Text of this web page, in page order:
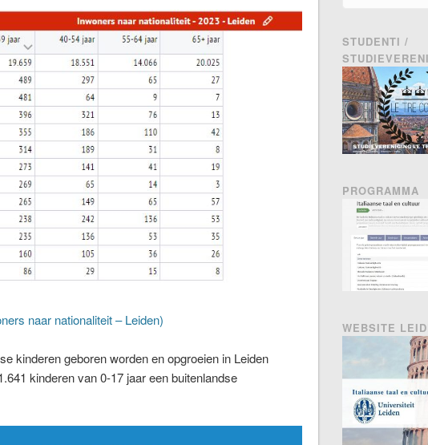
naar nationaliteit – Leiden)
kinderen geboren worden en opgroeien in Leiden
kinderen van 0-17 jaar een buitenlandse
STUDENTI /
PROGRAMMA
WEBSITE